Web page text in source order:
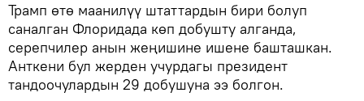
Трамп өтө маанилүү штаттардын бири болуп
саналган Флоридада көп добушту алганда,
серепчилер анын жеңишине ишене башташкан.
Анткени бул жерден учурдагы президент
тандоочулардын 29 добушуна ээ болгон.